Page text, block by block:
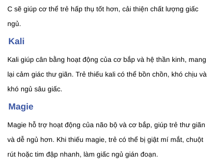
C sẽ giúp cơ thể trẻ hấp thụ tốt hơn, cải thiện chất lượng giấc
ngủ.
Kali
Kali giúp cân bằng hoạt động của cơ bắp và hệ thần kinh, mang
lại cảm giác thư giãn. Trẻ thiếu kali có thể bồn chồn, khó chịu và
khó ngủ sâu giấc.
Magie
Magie hỗ trợ hoạt động của não bộ và cơ bắp, giúp trẻ thư giãn
và dễ ngủ hơn. Khi thiếu magie, trẻ có thể bị giật mí mắt, chuột
rút hoặc tim đập nhanh, làm giấc ngủ gián đoạn.